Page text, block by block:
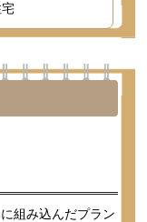
組み込んだプラン